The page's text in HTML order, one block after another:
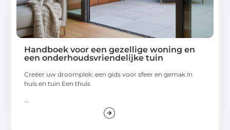
Handboek voor een gezellige woning en
een onderhoudsvriendelijke tuin
Creëer uw droomplek: een gids voor sfeer en gemak in
huis en tuin Een thuis
...